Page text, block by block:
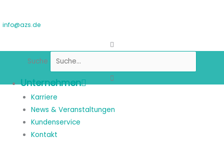
info@azs.de
Suche
Unternehmen
Karriere
News & Veranstaltungen
Kundenservice
Kontakt